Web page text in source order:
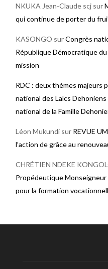
NKUKA Jean-Claude scj sur
qui continue de porter du
KASONGO surCongrès
République Démocratique
mission
RDC : deux thèmes majeurs
national des Laïcs Dehoniens
national de la Famille
Léon Mukundi sur REVUE
l’action de grâce au
CHRÉTIEN NDEKE
Propédeutique
pour la formation